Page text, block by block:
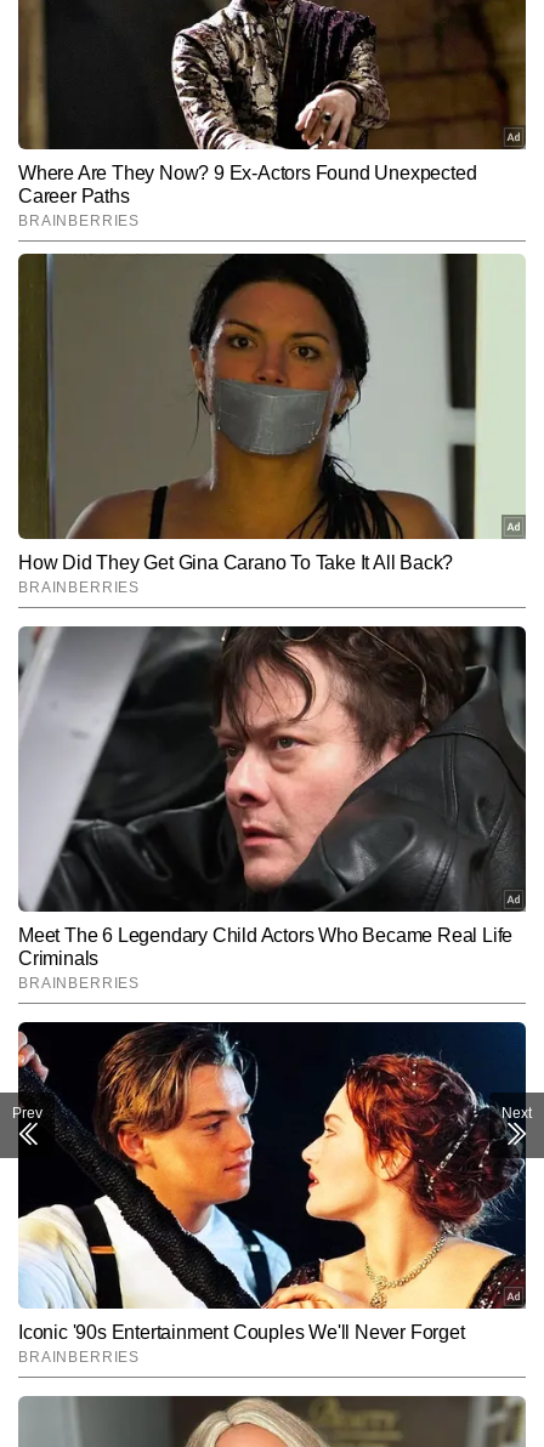
पॉलिटिक्स एवं डिफेंस की स्टोरीज में इनकी खासी दिलचस्पी है। आलोक ने अलग-
अलग माध्यमों में काम करते हुए समाचारों की समझ, प्रस्तुति और विश्लेषण में मजबूत
दक्षता विकसित की है और अब तक 25,000 से अधिक आर्टिकल तैयार कर चुके
हैं। तथ्यों की गहन जांच, मजबूत न्यूज सेंस और तेज निर्णय क्षमता उनकी पत्रकारिता
की प्रमुख खासियतें हैं।
Subscribe to our daily Newsletter!
SUBMIT
Prev Next